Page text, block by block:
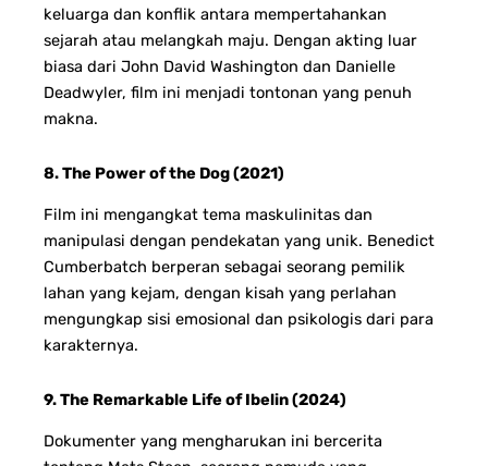
keluarga dan konflik antara mempertahankan
sejarah atau melangkah maju. Dengan akting luar
biasa dari John David Washington dan Danielle
Deadwyler, film ini menjadi tontonan yang penuh
makna.
8. The Power of the Dog (2021)
Film ini mengangkat tema maskulinitas dan
manipulasi dengan pendekatan yang unik. Benedict
Cumberbatch berperan sebagai seorang pemilik
lahan yang kejam, dengan kisah yang perlahan
mengungkap sisi emosional dan psikologis dari para
karakternya.
9. The Remarkable Life of Ibelin (2024)
Dokumenter yang mengharukan ini bercerita